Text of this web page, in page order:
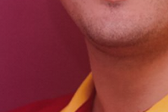
2021
годов
рождения